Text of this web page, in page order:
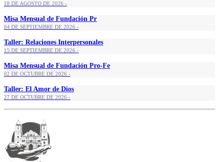
18 DE AGOSTO DE 2026 -
Misa Mensual de Fundación Pr
04 DE SEPTIEMBRE DE 2026 -
Taller: Relaciones Interpersonales
15 DE SEPTIEMBRE DE 2026 -
Misa Mensual de Fundación Pro-Fe
02 DE OCTUBRE DE 2026 -
Taller: El Amor de Dios
27 DE OCTUBRE DE 2026 -